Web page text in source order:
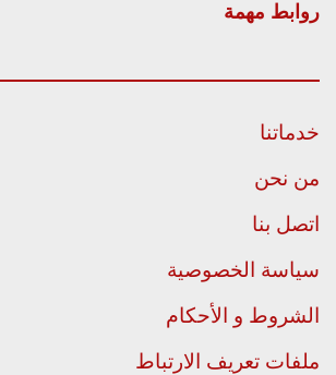
روابط مهمة
خدماتنا
من نحن
اتصل بنا
سياسة الخصوصية
الشروط و الأحكام
ملفات تعريف الارتباط